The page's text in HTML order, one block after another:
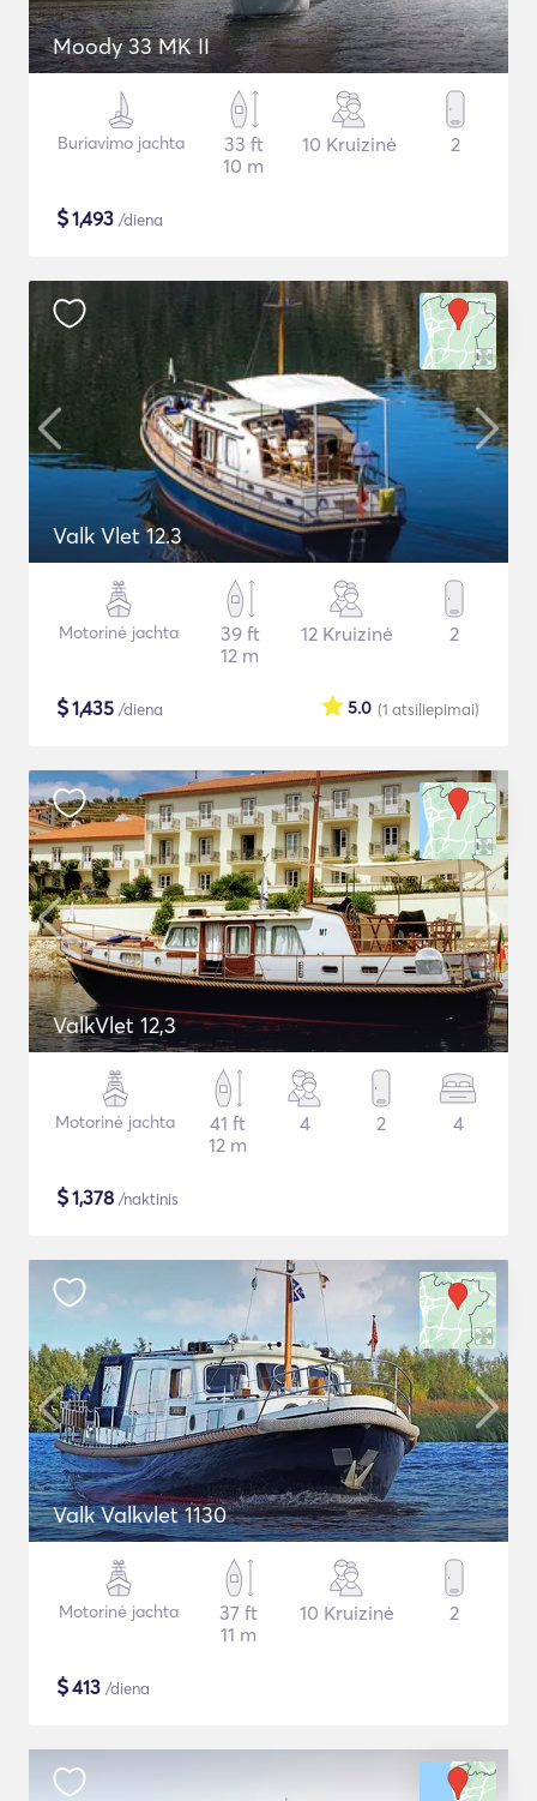
Moody 33 MK II
Buriavimo jachta
33 ft
10 m
10 Kruizinė 2
$1,493 /diena
Valk Vlet 12.3
Motorinė jachta
39 ft
12 m
12 Kruizinė 2
$1,435 /diena (1 atsiliepimai)
5.0
ValkVlet 12,3
Motorinė jachta
41 ft
12 m
4 2 4
$1,378 /naktinis
Valk Valkvlet 1130
Motorinė jachta
37 ft
11 m
10 Kruizinė 2
$413 /diena